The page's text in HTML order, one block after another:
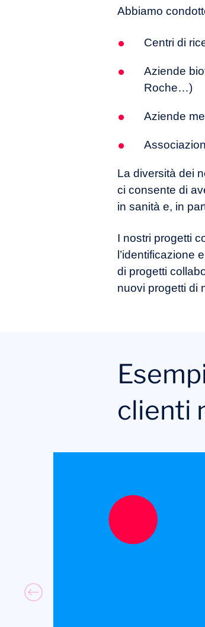
Abbiamo
Centri di
Aziende
Roche…)
Aziende
La diversità dei
ci consente di
in sanità e, in
I nostri progetti
l’identificazione
di progetti
nuovi progetti di
clienti